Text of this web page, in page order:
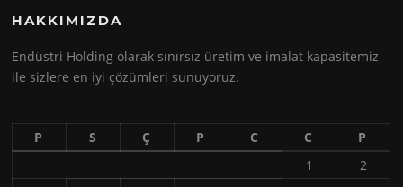
HAKKIMIZDA
Endüstri Holding olarak sınırsız üretim ve imalat kapasitemiz
ile sizlere en iyi çözümleri sunuyoruz.
P S Ç P C C
P
1
2